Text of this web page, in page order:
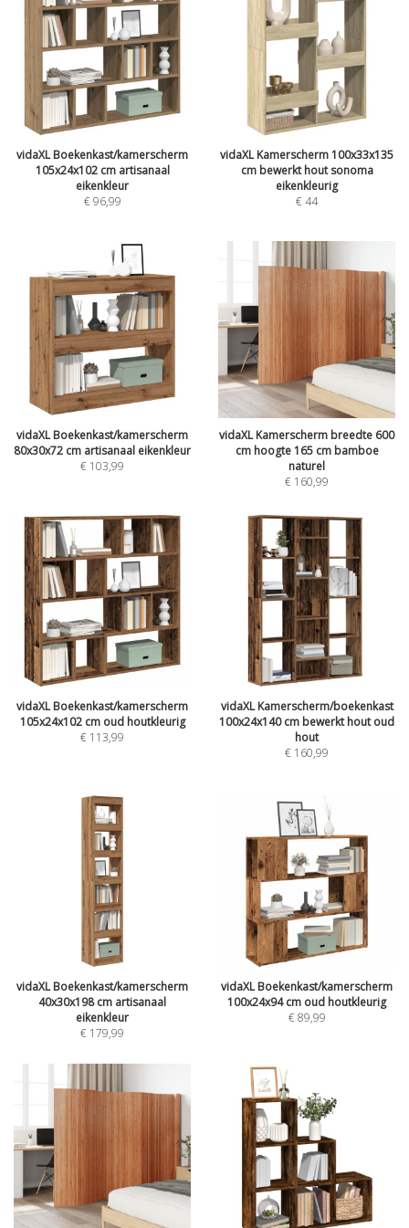
vidaXL Boekenkast/kamerscherm
105x24x102 cm artisanaal
eikenkleur
€96,99
vidaXL Kamerscherm 100x33x135
cm bewerkt hout sonoma
eikenkleurig
€44
vidaXL Boekenkast/kamerscherm
80x30x72 cm artisanaal eikenkleur
€ 103,99
vidaXL Kamerscherm breedte 600
cm hoogte 165 cm bamboe
naturel
€ 160,99
vidaXL Boekenkast/kamerscherm
105x24x102 cm oud houtkleurig
€ 113,99
vidaXL Kamerscherm/boekenkast
100x24x140 cm bewerkt hout oud
hout
€ 160,99
vidaXL Boekenkast/kamerscherm
40x30x198 cm artisanaal
eikenkleur
€ 179,99
vidaXL Boekenkast/kamerscherm
100x24x94 cm oud houtkleurig
€89,99